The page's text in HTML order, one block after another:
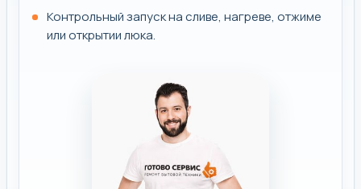
Контрольный запуск на сливе, нагреве, отжиме
или открытии люка.